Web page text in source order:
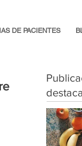
DE PACIENTES